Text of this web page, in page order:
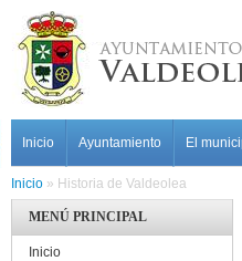
Pasar al contenido principal
Inicio
Ayuntamiento El
Inicio » Historia de Valdeolea
MENÚ PRINCIPAL
Inicio